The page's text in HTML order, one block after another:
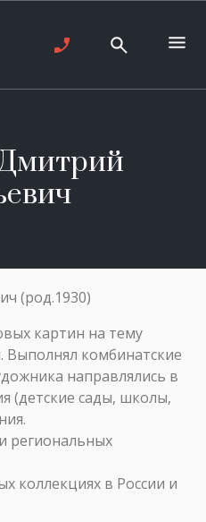
(род.1930)
картин на тему
комбинатские
направлялись в
(детские сады, школы,
региональных
коллекциях в России и